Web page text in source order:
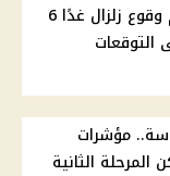
البحوث الفلكية تحسم مزاعم وقوع زلزال غدًا 6
للهندسة.. مؤشرات